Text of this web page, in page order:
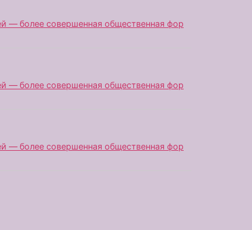
— более совершенная общественная фор
— более совершенная общественная фор
— более совершенная общественная фор